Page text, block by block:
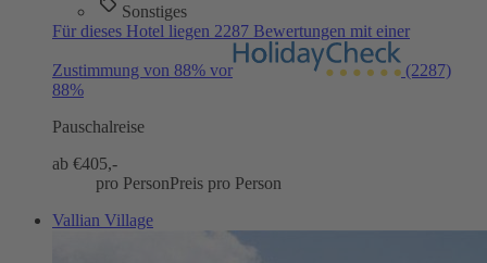
Sonstiges
Für dieses Hotel liegen 2287 Bewertungen mit einer
Zustimmung von 88% vor
(2287)
88%
Pauschalreise
ab €405,-
pro PersonPreis pro Person
Vallian Village